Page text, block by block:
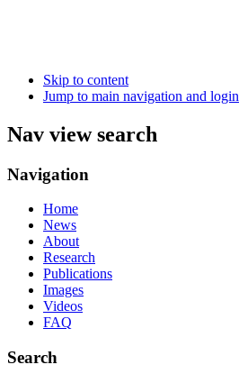
Skip to content
Jump to main navigation and login
Nav view search
Navigation
Home
News
About
Research
Publications
Images
Videos
FAQ
Search